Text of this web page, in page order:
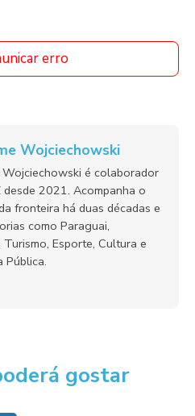
erro
Wojciechowski
Wojciechowski é colaborador
desde 2021. Acompanha o
fronteira há duas décadas e
como Paraguai,
Esporte, Cultura e
Pública.
gostar